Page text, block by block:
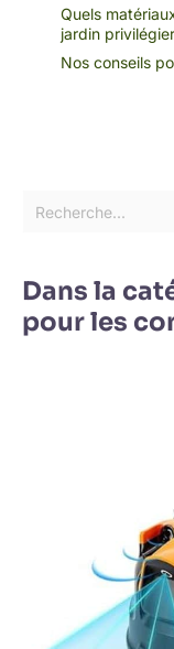
Quels
jardin
Nos conseils
Dans la
pour les